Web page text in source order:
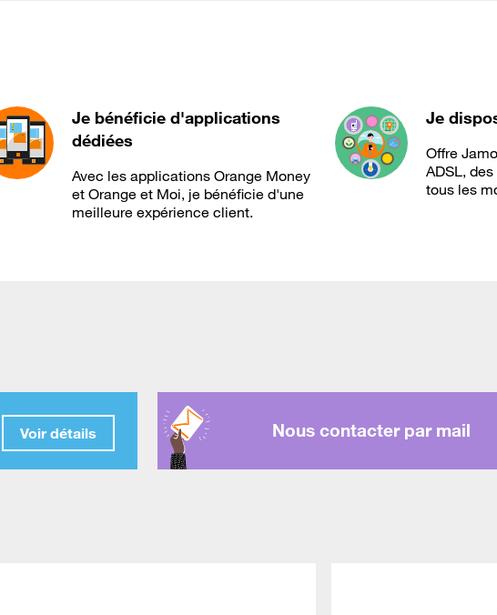
Je bénéficie d'applications
dédiées
Avec les applications Orange Money
et Orange et Moi, je bénéficie d'une
meilleure expérience client.
Je
Offre
ADSL,
tous les
Voir détails Nous contacter par mail